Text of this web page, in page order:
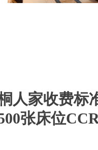
人家收费标
张床位